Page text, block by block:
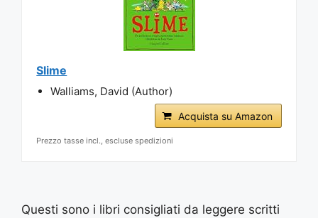
Slime
Walliams, David (Author)
Acquista su Amazon
Prezzo tasse incl., escluse spedizioni
Questi sono i libri consigliati da leggere scritti